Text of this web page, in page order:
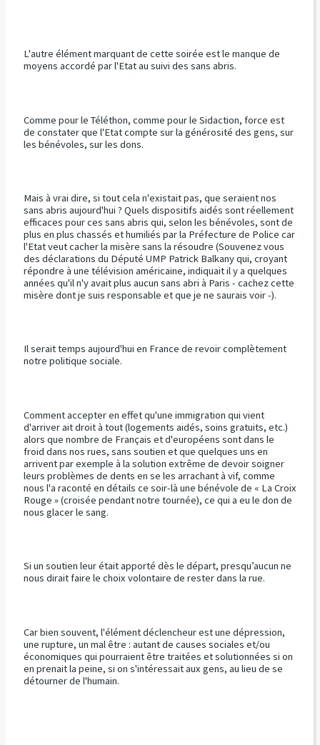
L'autre élément marquant de cette soirée est le manque de
moyens accordé par l'Etat au suivi des sans abris.
Comme pour le Téléthon, comme pour le Sidaction, force est
de constater que l'Etat compte sur la générosité des gens, sur
les bénévoles, sur les dons.
Mais à vrai dire, si tout cela n'existait pas, que seraient nos
sans abris aujourd'hui ? Quels dispositifs aidés sont réellement
efficaces pour ces sans abris qui, selon les bénévoles, sont de
plus en plus chassés et humiliés par la Préfecture de Police car
l'Etat veut cacher la misère sans la résoudre (Souvenez vous
des déclarations du Député UMP Patrick Balkany qui, croyant
répondre à une télévision américaine, indiquait il y a quelques
années qu'il n'y avait plus aucun sans abri à Paris - cachez cette
misère dont je suis responsable et que je ne saurais voir -).
Il serait temps aujourd'hui en France de revoir complètement
notre politique sociale.
Comment accepter en effet qu'une immigration qui vient
d'arriver ait droit à tout (logements aidés, soins gratuits, etc.)
alors que nombre de Français et d'européens sont dans le
froid dans nos rues, sans soutien et que quelques uns en
arrivent par exemple à la solution extrême de devoir soigner
leurs problèmes de dents en se les arrachant à vif, comme
nous l'a raconté en détails ce soir-là une bénévole de « La Croix
Rouge » (croisée pendant notre tournée), ce qui a eu le don de
nous glacer le sang.
Si un soutien leur était apporté dès le départ, presqu’aucun ne
nous dirait faire le choix volontaire de rester dans la rue.
Car bien souvent, l'élément déclencheur est une dépression,
une rupture, un mal être : autant de causes sociales et/ou
économiques qui pourraient être traitées et solutionnées si on
en prenait la peine, si on s'intéressait aux gens, au lieu de se
détourner de l'humain.